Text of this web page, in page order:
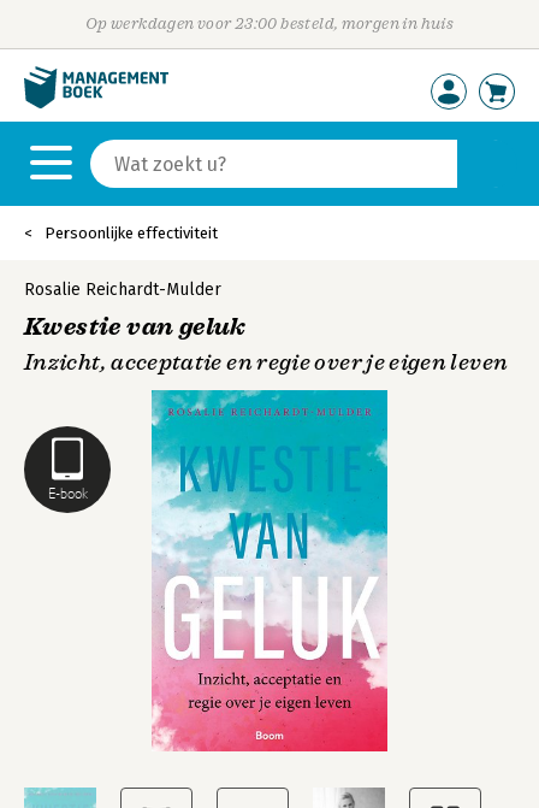
Op werkdagen voor 23:00 besteld, morgen in huis
Persoonlijke effectiviteit
E-book
Rosalie Reichardt-Mulder
Kwestie van geluk
Inzicht, acceptatie en regie over je eigen leven